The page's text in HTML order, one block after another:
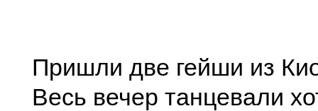
Пришли две гейши из
Весь вечер танцевали